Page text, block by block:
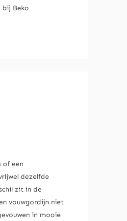
bij Beko
of een
dezelfde
zit in de
vouwgordijn niet
in mooie